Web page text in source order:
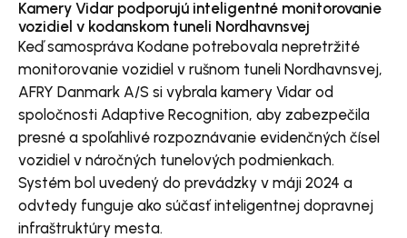
Kamery Vidar podporujú inteligentné monitorovanie
vozidiel v kodanskom tuneli Nordhavnsvej
Keď samospráva Kodane potrebovala nepretržité
monitorovanie vozidiel v rušnom tuneli Nordhavnsvej,
AFRY Danmark A/S si vybrala kamery Vidar od
spoločnosti Adaptive Recognition, aby zabezpečila
presné a spoľahlivé rozpoznávanie evidenčných čísel
vozidiel v náročných tunelových podmienkach.
Systém bol uvedený do prevádzky v máji 2024 a
odvtedy funguje ako súčasť inteligentnej dopravnej
infraštruktúry mesta.